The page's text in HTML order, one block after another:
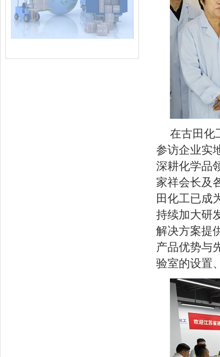
在古田化
参访企业实
深耕化学品
家祥会长及
田化工已成
持续加大研
解决方案提
产品优势与
验室的设置